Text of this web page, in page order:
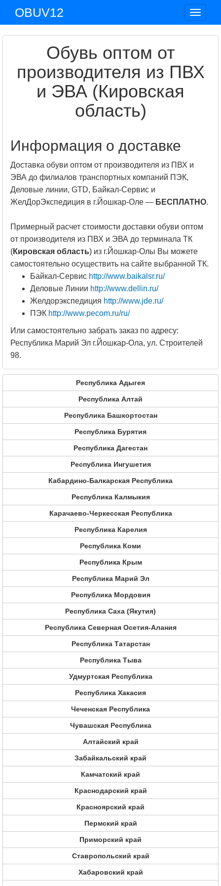
Toggle
OBUV12
Обувь оптом от
производителя из ПВХ
и ЭВА (Кировская
область)
Информация о доставке
Доставка обуви оптом от производителя из ПВХ и
ЭВА до филиалов транспортных компаний ПЭК,
Деловые линии, GTD, Байкал-Сервис и
ЖелДорЭкспедиция в г.Йошкар-Оле — БЕСПЛАТНО.
Примерный расчет стоимости доставки обуви оптом
от производителя из ПВХ и ЭВА до терминала ТК
(Кировская область) из г.Йошкар-Олы Вы можете
самостоятельно осуществить на сайте выбранной ТК.
Байкал-Сервис http://www.baikalsr.ru/
Деловые Линии http://www.dellin.ru/
Желдорэкспедиция http://www.jde.ru/
ПЭК http://www.pecom.ru/ru/
Или самостоятельно забрать заказ по адресу:
Республика Марий Эл г.Йошкар-Ола, ул. Строителей
98.
Республика Адыгея
Республика Алтай
Республика Башкортостан
Республика Бурятия
Республика Дагестан
Республика Ингушетия
Кабардино-Балкарская Республика
Республика Калмыкия
Карачаево-Черкесская Республика
Республика Карелия
Республика Коми
Республика Крым
Республика Марий Эл
Республика Мордовия
Республика Саха (Якутия)
Республика Северная Осетия-Алания
Республика Татарстан
Республика Тыва
Удмуртская Республика
Республика Хакасия
Чеченская Республика
Чувашская Республика
Алтайский край
Забайкальский край
Камчатский край
Краснодарский край
Красноярский край
Пермский край
Приморский край
Ставропольский край
Хабаровский край